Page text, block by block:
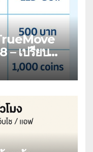
– เปรียบ
น 1 ปี